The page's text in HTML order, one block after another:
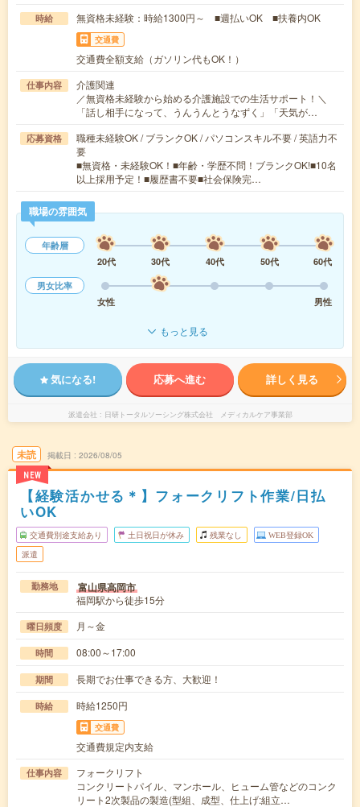
時給 無資格未経験：時給1300円～ ■週払いOK ■扶養内OK
交通費
交通費全額支給（ガソリン代もOK！）
仕事内容
介護関連
／無資格未経験から始める介護施設での生活サポート！＼
「話し相手になって、うんうんとうなずく」「天気が…
応募資格
職種未経験OK / ブランクOK / パソコンスキル不要 / 英語力不
要
■無資格・未経験OK！■年齢・学歴不問！ブランクOK!■10名
以上採用予定！■履歴書不要■社会保険完…
職場の雰囲気
年齢層
20代
30代 40代 50代
60代
男女比率
女性
男性
もっと見る
気になる! 応募へ進む 詳しく見る
派遣会社 日研トータルソーシング株式会社 メディカルケア事業部
未読
NEW
掲載日 2026/08/05
【経験活かせる＊】フォークリフト作業/日払
いOK
交通費別途支給あり 土日祝日が休み 残業なし WEB登録OK
派遣
勤務地 富山県高岡市
福岡駅から徒歩15分
曜日頻度 月～金
時間 08:00～17:00
期間 長期でお仕事できる方、大歓迎！
時給 時給1250円
交通費
交通費規定内支給
仕事内容
フォークリフト
コンクリートパイル、マンホール、ヒューム管などのコンク
リート2次製品の製造(型組、成型、仕上げ:組立…